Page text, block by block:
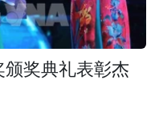
颁奖典礼表彰杰